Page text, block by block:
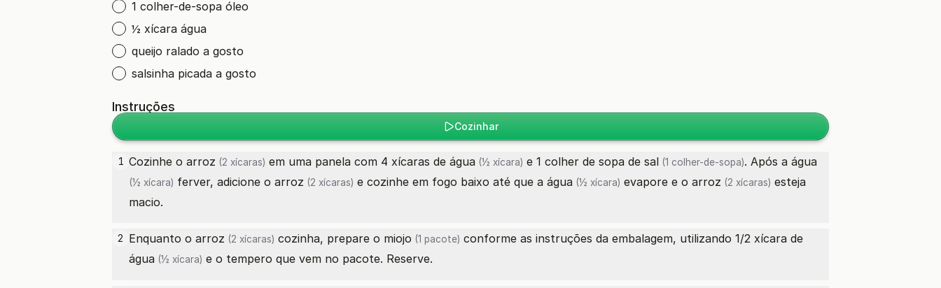
1 colher-de-sopa óleo
½ xícara água
queijo ralado a gosto
salsinha picada a gosto
Instruções
Cozinhar
1 Cozinhe o arroz (2 xícaras) em uma panela com 4 xícaras de água (½ xícara) e 1 colher de sopa de sal (1 colher-de-sopa). Após a água
(½ xícara) ferver, adicione o arroz (2 xícaras) e cozinhe em fogo baixo até que a água (½ xícara) evapore e o arroz (2 xícaras) esteja
macio.
2 Enquanto o arroz (2 xícaras) cozinha, prepare o miojo (1 pacote) conforme as instruções da embalagem, utilizando 1/2 xícara de
água (½ xícara) e o tempero que vem no pacote. Reserve.